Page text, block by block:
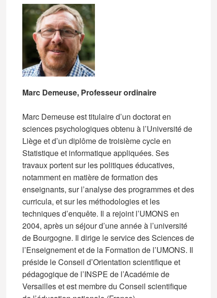
Marc Demeuse, Professeurordinaire
Marc Demeuse est titulaire d’un doctorat en
sciences psychologiques obtenu à l’Université de
Liège et d’un diplôme de troisième cycle en
Statistique et informatique appliquées. Ses
travaux portent sur les politiques éducatives,
notamment en matière de formation des
enseignants, sur l’analyse des programmes et des
curricula, et sur les méthodologies et les
techniques d’enquête. Il a rejoint l’UMONS en
2004, après un séjour d’une année à l’université
de Bourgogne. Il dirige le service des Sciences de
l’Enseignement et de la Formation de l’UMONS. Il
préside le Conseil d’Orientation scientifique et
pédagogique de l’INSPE de l’Académie de
Versailles et est membre du Conseil scientifique